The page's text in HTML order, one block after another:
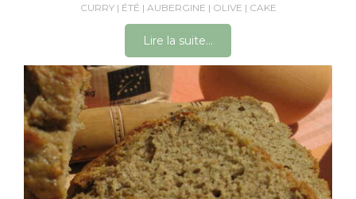
CURRY ÉTÉ AUBERGINE OLIVE CAKE
Lire la suite...